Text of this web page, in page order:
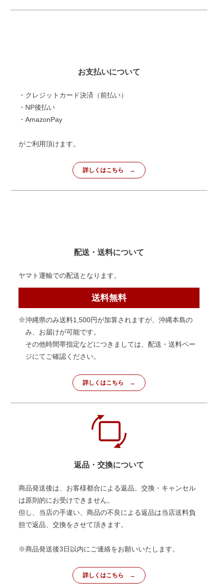
お支払いについて
・クレジットカード決済（前払い）
・NP後払い
・AmazonPay
がご利用頂けます。
詳しくはこちら
配送・送料について
ヤマト運輸での配送となります。
送料無料
※沖縄県のみ送料1,500円が加算されますが、沖縄本島の
み、お届けが可能です。
その他時間帯指定などにつきましては、配送・送料ペー
ジにてご確認ください。
詳しくはこちら
返品・交換について
商品発送後は、お客様都合による返品。交換・キャンセル
は原則的にお受けできません。
但し、当店の手違い、商品の不良による返品は当店送料負
担で返品、交換をさせて頂きます。
※商品発送後3日以内にご連絡をお願いいたします。
詳しくはこちら